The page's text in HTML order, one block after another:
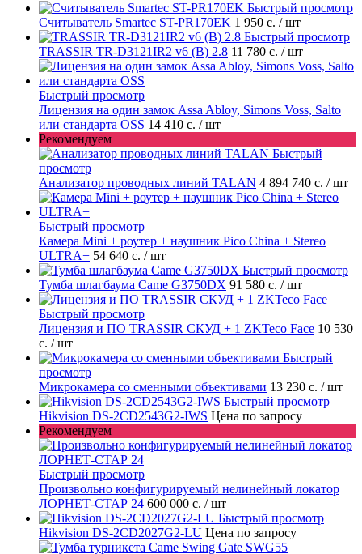
Быстрый просмотр
Считыватель Smartec ST-PR170EK 1 950 с. / шт
Быстрый просмотр
TRASSIR TR-D3121IR2 v6 (B) 2.8 11 780 с. / шт
Быстрый просмотр
Лицензия на один замок Assa Abloy, Simons Voss, Salto
или стандарта OSS 14 410 с. / шт
Рекомендуем
Быстрый
просмотр
Анализатор проводных линий TALAN 4 894 740 с. / шт
Быстрый просмотр
Камера Mini + роутер + наушник Pico China + Stereo
ULTRA+ 54 640 с. / шт
Быстрый просмотр
Тумба шлагбаума Came G3750DX 91 580 с. / шт
Быстрый просмотр
Лицензия и ПО TRASSIR СКУД + 1 ZKTeco Face 10 530
с. / шт
Быстрый
просмотр
Микрокамера со сменными объективами 13 230 с. / шт
Быстрый просмотр
Hikvision DS-2CD2543G2-IWS Цена по запросу
Рекомендуем
Быстрый просмотр
Произвольно конфигурируемый нелинейный локатор
ЛОРНЕТ-СТАР 24 600 000 с. / шт
Быстрый просмотр
Hikvision DS-2CD2027G2-LU Цена по запросу